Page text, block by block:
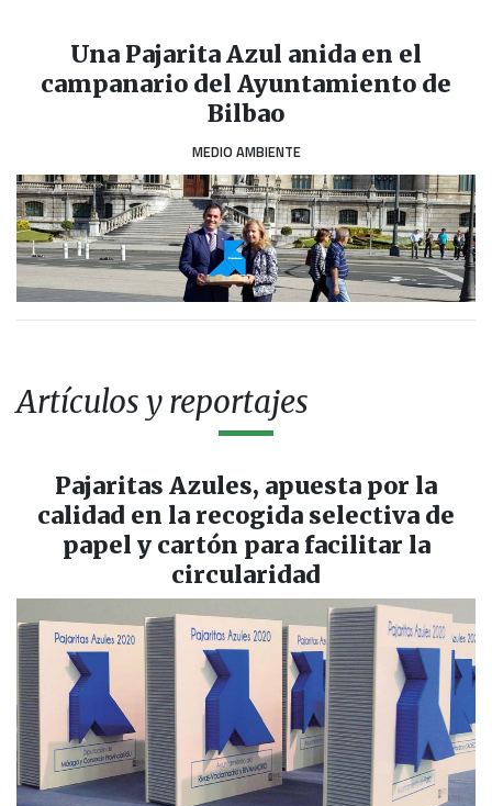
Una Pajarita Azul anida en el
campanario del Ayuntamiento de
Bilbao
MEDIO AMBIENTE
Artículos y reportajes
Pajaritas Azules, apuesta por la
calidad en la recogida selectiva de
papel y cartón para facilitar la
circularidad